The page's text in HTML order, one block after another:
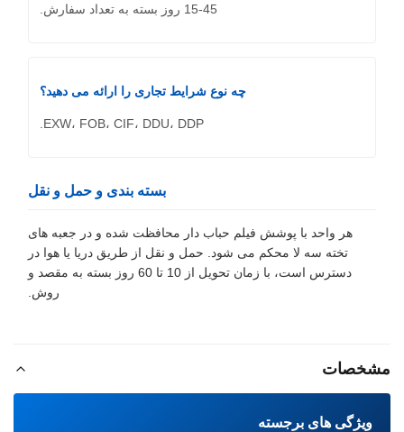
15-45 روز بسته به تعداد سفارش.
چه نوع شرایط تجاری را ارائه می دهید؟
EXW، FOB، CIF، DDU، DDP.
بسته بندی و حمل و نقل
هر واحد با پوشش فیلم حباب دار محافظت شده و در جعبه های
تخته سه لا محکم می شود. حمل و نقل از طریق دریا یا هوا در
دسترس است، با زمان تحویل از 10 تا 60 روز بسته به مقصد و
روش.
مشخصات
ویژگی های برجسته